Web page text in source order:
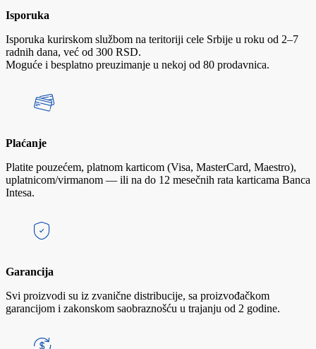
Isporuka
Isporuka kurirskom službom na teritoriji cele Srbije u roku od 2–7
radnih dana, već od 300 RSD.
Moguće i besplatno preuzimanje u nekoj od 80 prodavnica.
Plaćanje
Platite pouzećem, platnom karticom (Visa, MasterCard, Maestro),
uplatnicom/virmanom — ili na do 12 mesečnih rata karticama Banca
Intesa.
Garancija
Svi proizvodi su iz zvanične distribucije, sa proizvođačkom
garancijom i zakonskom saobraznošću u trajanju od 2 godine.